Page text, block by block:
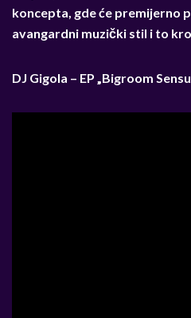
koncepta, gde će premijerno
avangardni muzički stil i to
DJ Gigola – EP „Bigroom